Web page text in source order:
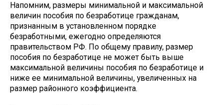
Напомним, размеры минимальной и максимальной
величин пособия по безработице гражданам,
признанным в установленном порядке
безработными, ежегодно определяются
правительством РФ. По общему правилу, размер
пособия по безработице не может быть выше
максимальной величины пособия по безработице и
ниже ее минимальной величины, увеличенных на
размер районного коэффициента.